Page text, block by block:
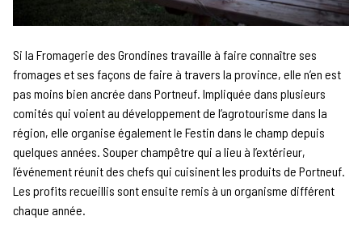
Si la Fromagerie des Grondines travaille à faire connaître ses
fromages et ses façons de faire à travers la province, elle n’en est
pas moins bien ancrée dans Portneuf. Impliquée dans plusieurs
comités qui voient au développement de l’agrotourisme dans la
région, elle organise également le Festin dans le champ depuis
quelques années. Souper champêtre qui a lieu à l’extérieur,
l’événement réunit des chefs qui cuisinent les produits de Portneuf.
Les profits recueillis sont ensuite remis à un organisme différent
chaque année.